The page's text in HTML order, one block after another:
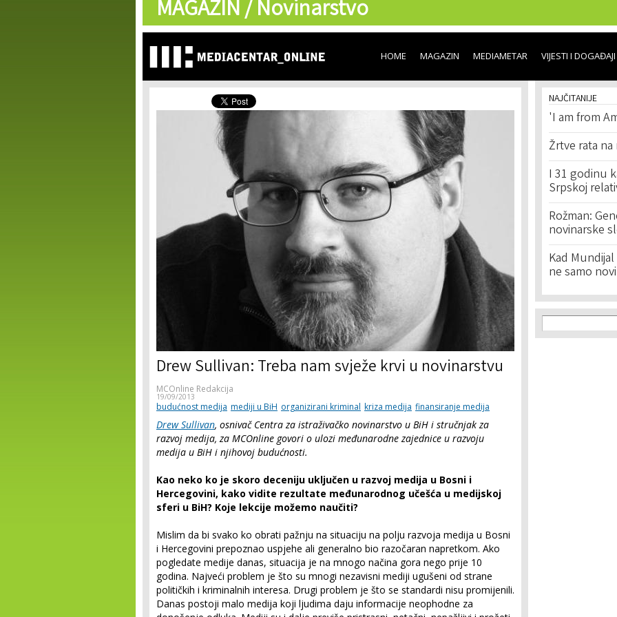
content
MAGAZIN /Novinarstvo
HOME MAGAZIN MEDIAMETAR VIJESTI I DOGAĐAJI
Drew Sullivan: Treba nam svježe krvi u novinarstvu
MCOnline Redakcija
19/09/2013
budućnost medija mediji u BiH organizirani kriminal kriza medija finansiranje medija
Drew Sullivan, osnivač Centra za istraživačko novinarstvo u BiH i stručnjak za
razvoj medija, za MCOnline govori o ulozi međunarodne zajednice u razvoju
medija u BiH i njihovoj budućnosti.
Kao neko ko je skoro deceniju uključen u razvoj medija u Bosni i
Hercegovini, kako vidite rezultate međunarodnog učešća u medijskoj
sferi u BiH? Koje lekcije možemo naučiti?
Mislim da bi svako ko obrati pažnju na situaciju na polju razvoja medija u Bosni
i Hercegovini prepoznao uspjehe ali generalno bio razočaran napretkom. Ako
pogledate medije danas, situacija je na mnogo načina gora nego prije 10
godina. Najveći problem je što su mnogi nezavisni mediji ugušeni od strane
političkih i kriminalnih interesa. Drugi problem je što se standardi nisu promijenili.
Danas postoji malo medija koji ljudima daju informacije neophodne za
NAJČITANIJE
'I am from
Žrtve rata
I 31 godinu
Srpskoj
Rožman:
novinarske
Kad
ne samo
Search
Search